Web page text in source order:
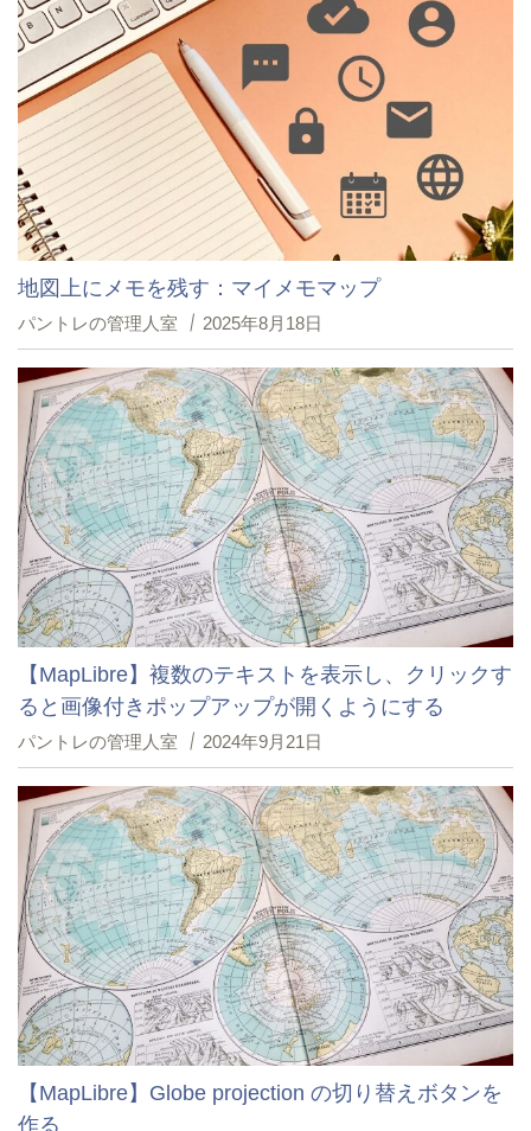
地図上にメモを残す：マイメモマップ
パントレの管理人室 2025年8月18日
【MapLibre】複数のテキストを表示し、クリックす
ると画像付きポップアップが開くようにする
パントレの管理人室 2024年9月21日
【MapLibre】Globe projection の切り替えボタンを
作る